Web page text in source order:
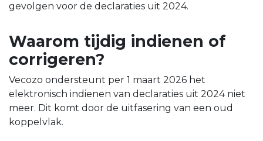
gevolgen voor de declaraties uit 2024.
Waarom tijdig indienen of
corrigeren?
Vecozo ondersteunt per 1 maart 2026 het
elektronisch indienen van declaraties uit 2024 niet
meer. Dit komt door de uitfasering van een oud
koppelvlak.